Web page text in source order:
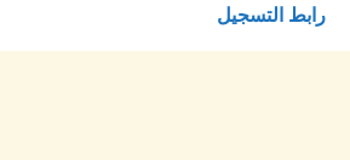
رابط التسجيل